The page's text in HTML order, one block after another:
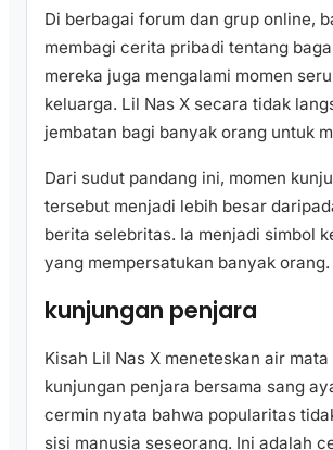
Di berbagai forum dan grup online,
membagi cerita pribadi tentang
mereka juga mengalami momen
keluarga. Lil Nas X secara tidak
jembatan bagi banyak orang untuk
Dari sudut pandang ini, momen
tersebut menjadi lebih besar
berita selebritas. Ia menjadi simbol
yang mempersatukan banyak orang.
kunjungan penjara
Kisah Lil Nas X meneteskan air mata
kunjungan penjara bersama sang
cermin nyata bahwa popularitas
sisi manusia seseorang. Ini adalah